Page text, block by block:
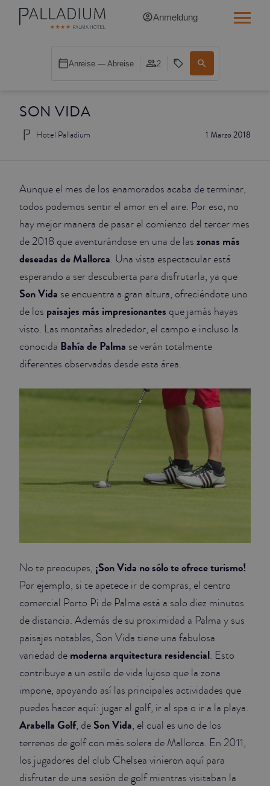
SON VIDA
1 Marzo 2018
Hotel Palladium
Aunque el mes de los enamorados acaba de terminar,
todos podemos sentir el amor en el aire. Por eso, no
hay mejor manera de pasar el comienzo del tercer mes
de 2018 que aventurándose en una de las zonas más
deseadas de Mallorca. Una vista espectacular está
esperando a ser descubierta para disfrutarla, ya que
Son Vida se encuentra a gran altura, ofreciéndote uno
de los paisajes más impresionantes que jamás hayas
visto. Las montañas alrededor, el campo e incluso la
conocida Bahía de Palma se verán totalmente
diferentes observadas desde esta área.
No te preocupes, ¡Son Vida no sólo te ofrece turismo!
Por ejemplo, si te apetece ir de compras, el centro
comercial Porto Pi de Palma está a solo diez minutos
de distancia. Además de su proximidad a Palma y sus
paisajes notables, Son Vida tiene una fabulosa
variedad de moderna arquitectura residencial. Esto
contribuye a un estilo de vida lujoso que la zona
impone, apoyando así las principales actividades que
puedes hacer aquí: jugar al golf, ir al spa o ir a la playa.
Arabella Golf, de Son Vida, el cual es uno de los
terrenos de golf con más solera de Mallorca. En 2011,
los jugadores del club Chelsea vinieron aquí para
disfrutar de una sesión de golf mientras visitaban la
Anmeldung
Anreise — Abreise 2
SINGLE BALCONY CATHEDRAL
DOUBLE RED
DOUBLE WHITE
DOUBLE INN CATHEDRAL
SUPERIOR
JUNIOR SUITES
SUITE